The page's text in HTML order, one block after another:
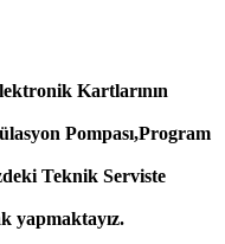
Kartlarının
Pompası,Program
Teknik Serviste
yapmaktayız.